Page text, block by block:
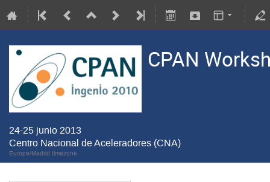
CPAN
24-25 junio 2013
Centro Nacional de Aceleradores (CNA)
Europe/Madrid timezone